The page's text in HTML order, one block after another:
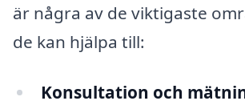
är några av de viktigaste
de kan hjälpa till:
Konsultation och